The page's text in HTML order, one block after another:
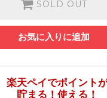
SOLD OUT
お気に入りに追加